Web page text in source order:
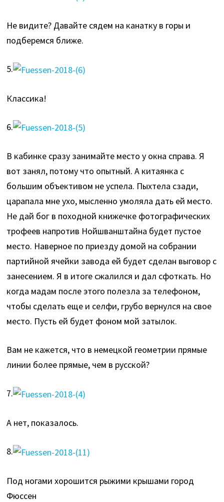
Не видите? Давайте сядем на канатку в горы и
подберемся ближе.
5.
Классика!
6.
В кабинке сразу занимайте место у окна справа. Я
вот занял, потому что опытный. А китаянка с
большим объективом не успела. Пыхтела сзади,
царапала мне ухо, мысленно умоляла дать ей место.
Не дай бог в походной книжечке фотографических
трофеев напротив Нойшванштайна будет пустое
место. Наверное по приезду домой на собрании
партийной ячейки завода ей будет сделан выговор с
занесением. Я в итоге сжалился и дал сфоткать. Но
когда мадам после этого полезла за телефоном,
чтобы сделать еще и селфи, грубо вернулся на свое
место. Пусть ей будет фоном мой затылок.
Вам не кажется, что в немецкой геометрии прямые
линии более прямые, чем в русской?
7.
А нет, показалось.
8.
Под ногами хорошится рыжими крышами город
Фюссен